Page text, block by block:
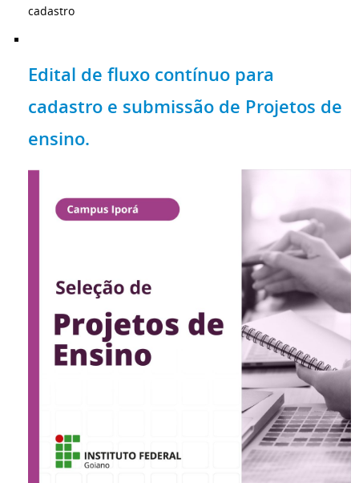
cadastro
Edital de fluxo contínuo para
cadastro e submissão de Projetos de
ensino.